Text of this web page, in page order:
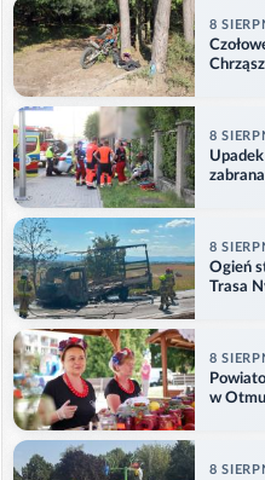
8
8
8
Ogień
Trasa
8
w
8